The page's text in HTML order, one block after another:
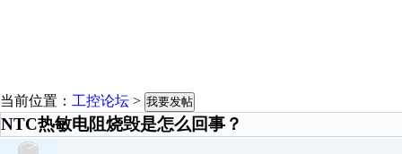
当前位置： 工控论坛 > 我要发帖
NTC热敏电阻烧毁是怎么回事？